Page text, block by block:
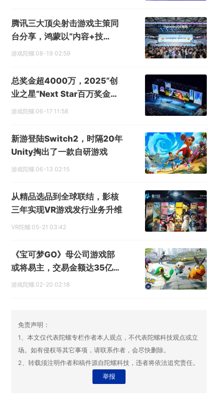
腾讯三大顶尖射击游戏主策同
台分享，鸿蒙以“内容+技
术”破生态竞争
游戏陀螺 08-19 02:59
总奖金超4000万，2025“创
业之星”Next Star百万奖金全
球悬赏赛开启报名
游戏陀螺 06-17 11:58
新游登陆Switch2，时隔20年
Unity掏出了一款自研游戏
游戏陀螺 06-13 02:15
从精品选品到全球联结，影核
三年实现VR游戏发行业务升维
VR陀螺 05-21 03:42
《宝可梦GO》母公司游戏部
或将易主，交易金额达35亿美
元天价
游戏陀螺 02-20 02:18
免责声明：
1、本文仅代表陀螺专栏作者本人观点，不代表陀螺科技观点或立
场。如有侵权等其它事项，请联系作者，会尽快删除。
2、转载须注明作者和稿件源自陀螺科技，违者将依法追究责任。
举报